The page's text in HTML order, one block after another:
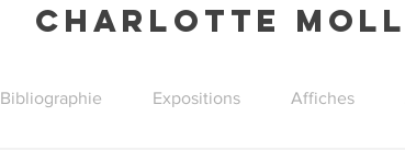
Charlotte
Bibliographie Expositions Affiches